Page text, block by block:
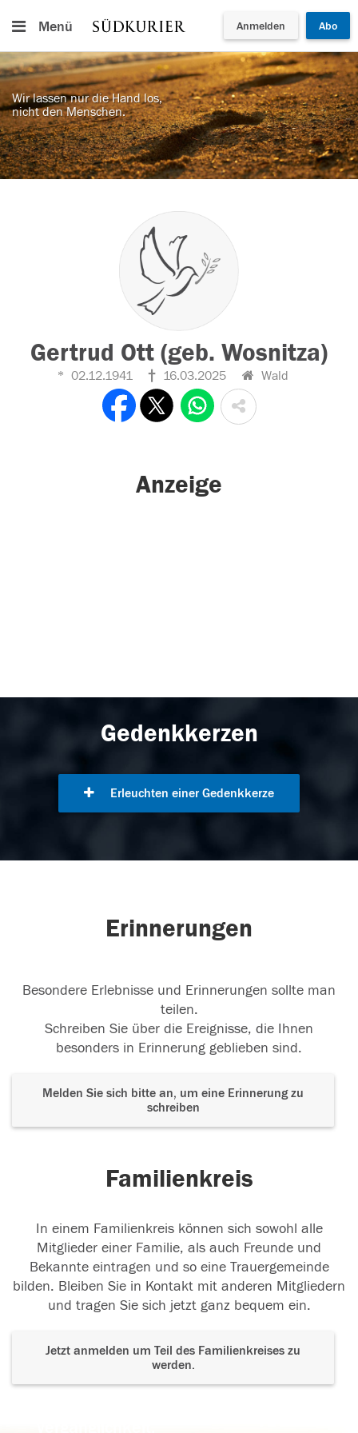
Menü Anmelden Abo
Wir lassen nur die Hand los,
nicht den Menschen.
Gertrud Ott (geb. Wosnitza)
02.12.1941 16.03.2025 Wald
Anzeige
Gedenkkerzen
Erleuchten einer Gedenkkerze
Erinnerungen
Besondere Erlebnisse und Erinnerungen sollte man
teilen.
Schreiben Sie über die Ereignisse, die Ihnen
besonders in Erinnerung geblieben sind.
Melden Sie sich bitte an, um eine Erinnerung zu
schreiben
Familienkreis
In einem Familienkreis können sich sowohl alle
Mitglieder einer Familie, als auch Freunde und
Bekannte eintragen und so eine Trauergemeinde
bilden. Bleiben Sie in Kontakt mit anderen Mitgliedern
und tragen Sie sich jetzt ganz bequem ein.
Jetzt anmelden um Teil des Familienkreises zu
werden.